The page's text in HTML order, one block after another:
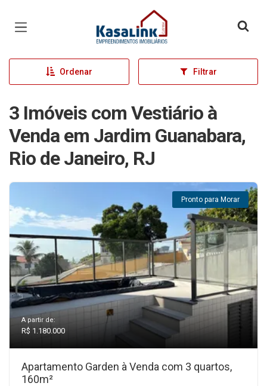
Página inicial
Ordenar Filtrar
3 Imóveis com Vestiário à
Venda em Jardim Guanabara,
Rio de Janeiro, RJ
Pronto para Morar
A partir de:
R$ 1.180.000
Apartamento Garden à Venda com 3 quartos,
160m²